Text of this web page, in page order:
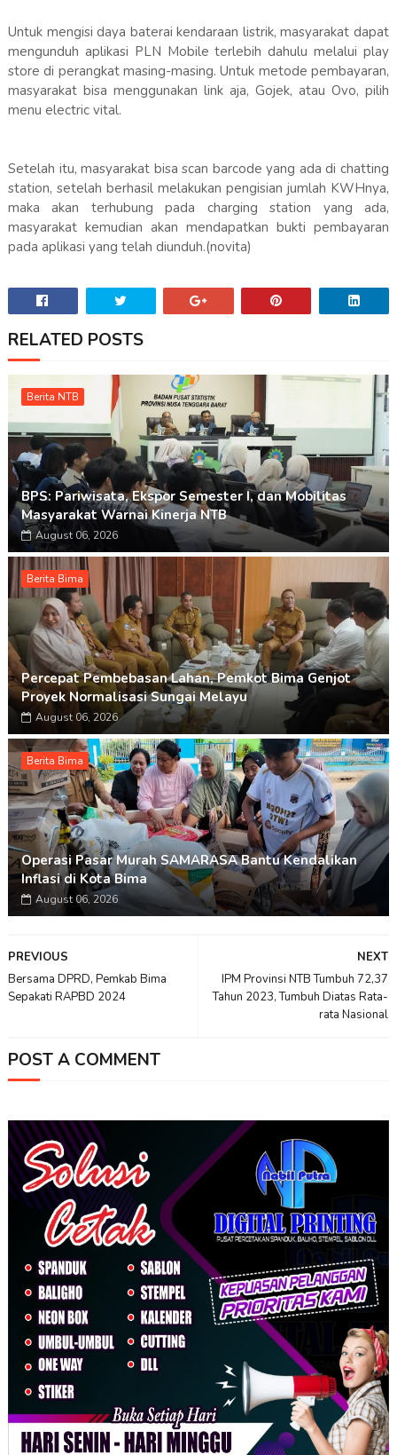
Untuk mengisi daya baterai kendaraan listrik, masyarakat dapat
mengunduh aplikasi PLN Mobile terlebih dahulu melalui play
store di perangkat masing-masing. Untuk metode pembayaran,
masyarakat bisa menggunakan link aja, Gojek, atau Ovo, pilih
menu electric vital.
Setelah itu, masyarakat bisa scan barcode yang ada di chatting
station, setelah berhasil melakukan pengisian jumlah KWHnya,
maka akan terhubung pada charging station yang ada,
masyarakat kemudian akan mendapatkan bukti pembayaran
pada aplikasi yang telah diunduh.(novita)
RELATED POSTS
Berita NTB
BPS: Pariwisata, Ekspor Semester I, dan Mobilitas
Masyarakat Warnai Kinerja NTB
August 06, 2026
Berita Bima
Percepat Pembebasan Lahan, Pemkot Bima Genjot
Proyek Normalisasi Sungai Melayu
August 06, 2026
Berita Bima
Operasi Pasar Murah SAMARASA Bantu Kendalikan
Inflasi di Kota Bima
August 06, 2026
NEXT
IPM Provinsi NTB Tumbuh 72,37
Tahun 2023, Tumbuh Diatas Rata-
rata Nasional
PREVIOUS
Bersama DPRD, Pemkab Bima
Sepakati RAPBD 2024
POST A COMMENT